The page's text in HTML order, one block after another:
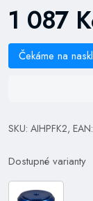
1 087
Čekáme na
SKU: AIHPFK2,
Dostupné varianty